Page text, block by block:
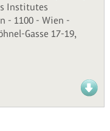
Institutes
- 1100 - Wien -
Gasse 17-19,